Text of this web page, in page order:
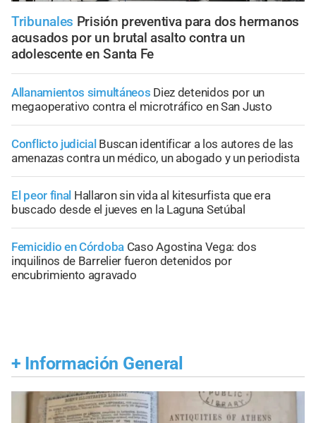
Tribunales Prisión preventiva para dos hermanos
acusados por un brutal asalto contra un
adolescente en Santa Fe
Allanamientos simultáneos Diez detenidos por un
megaoperativo contra el microtráfico en San Justo
Conflicto judicial Buscan identificar a los autores de las
amenazas contra un médico, un abogado y un periodista
El peor final Hallaron sin vida al kitesurfista que era
buscado desde el jueves en la Laguna Setúbal
Femicidio en Córdoba Caso Agostina Vega: dos
inquilinos de Barrelier fueron detenidos por
encubrimiento agravado
+ Información General